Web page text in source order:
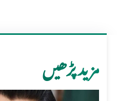
مزید پڑھیں